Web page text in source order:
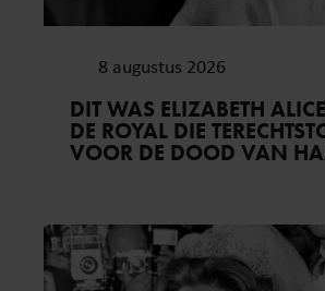
8 augustus 2026
DIT WAS ELIZABETH
DE ROYAL DIE
VOOR DE DOOD VAN